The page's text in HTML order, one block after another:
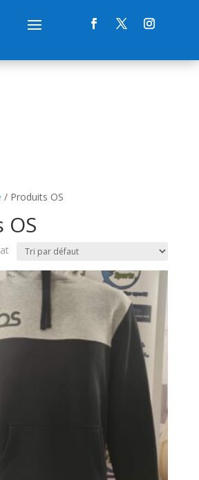
/ Produits OS